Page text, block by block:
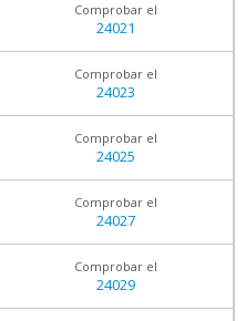
Comprobar el
24021
Comprobar el
24023
Comprobar el
24025
Comprobar el
24027
Comprobar el
24029